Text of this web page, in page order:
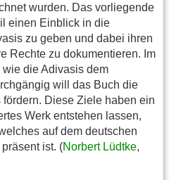
wurden. Das vorliegende
einen Einblick in die
zu geben und dabei ihren
Rechte zu dokumentieren. Im
die Adivasis dem
will das Buch die
Diese Ziele haben ein
Werk entstehen lassen,
auf dem deutschen
ist. (Norbert Lüdtke,